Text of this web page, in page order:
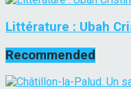
Littérature : Ubah
Recommended